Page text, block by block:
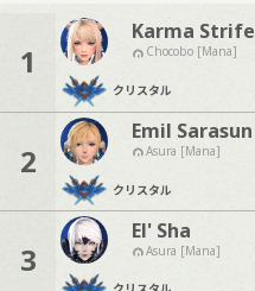
1
Karma Strife
Chocobo [Mana]
クリスタル
2
Emil Sarasun
Asura [Mana]
クリスタル
3
El' Sha
Asura [Mana]